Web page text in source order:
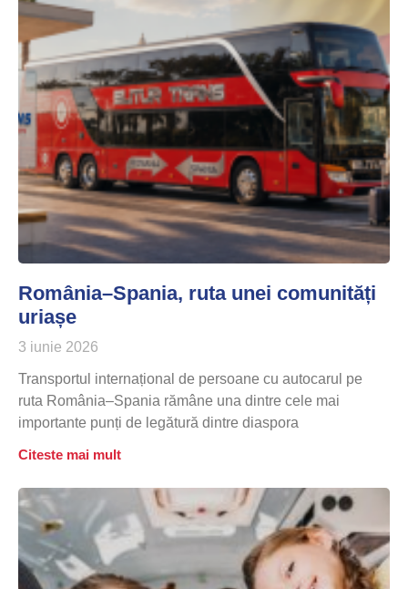
România–Spania, ruta unei comunități
uriașe
3 iunie 2026
Transportul internațional de persoane cu autocarul pe
ruta România–Spania rămâne una dintre cele mai
importante punți de legătură dintre diaspora
Citeste mai mult